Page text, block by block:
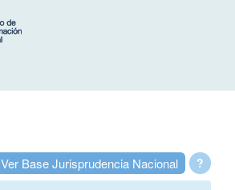
?
Ver Base Jurisprudencia Nacional